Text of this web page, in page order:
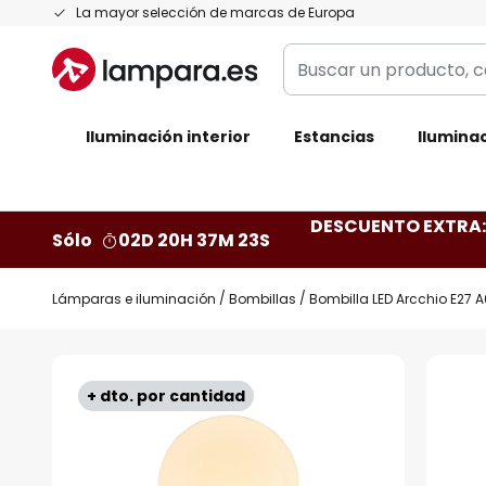
La mayor selección de marcas de Europa
Ir
contenido
Buscar
un
categoría,
Iluminación interior Estancias
Sólo 02D 20H 37M 22S
DESCUENTO
Lámparas e iluminación Bombillas Bombilla LED Arcchio E27
+ dto. por cantidad